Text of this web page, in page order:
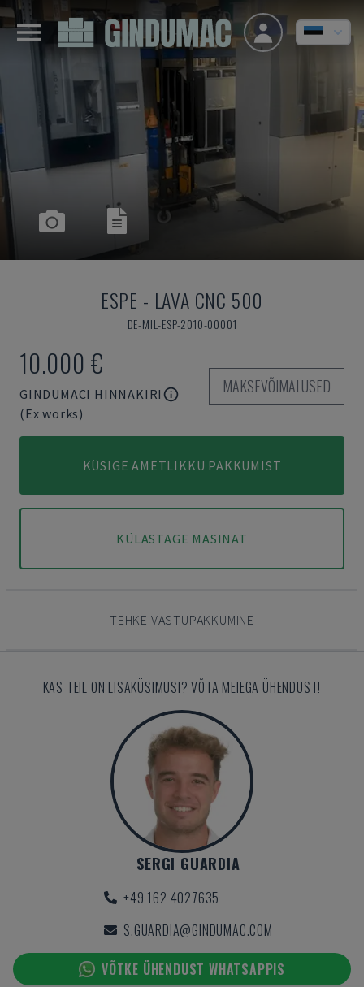
ESPE - LAVA CNC 500
DE-MIL-ESP-2010-00001
10.000 €
GINDUMACI HINNAKIRI
(Ex works)
MAKSEVÕIMALUSED
KÜSIGE AMETLIKKU PAKKUMIST
KÜLASTAGE MASINAT
TEHKE VASTUPAKKUMINE
KAS TEIL ON LISAKÜSIMUSI? VÕTA MEIEGA ÜHENDUST!
SERGI GUARDIA
+49 162 4027635
S.GUARDIA@GINDUMAC.COM
VÕTKE ÜHENDUST WHATSAPPIS